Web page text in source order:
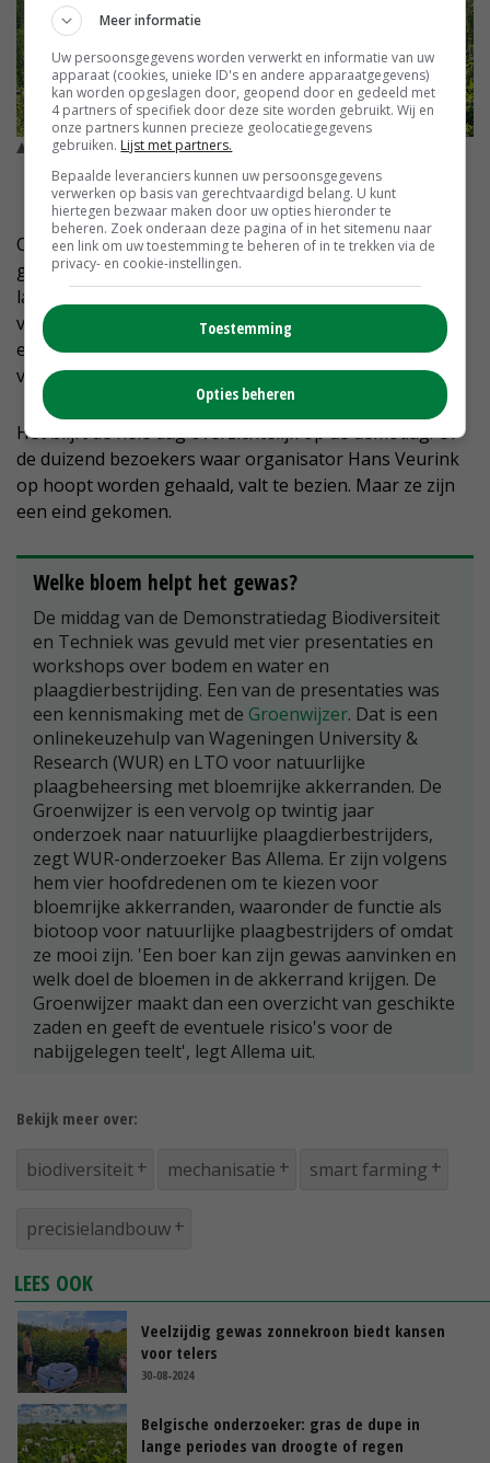
Onkruid stond hoog in proefveldjes van landgoed De Boom in
Leusden. © Remko Ebbers
Ondertussen wordt bij de stand van Michelin
gediscussieerd over het nut van de extra brede
lagedrukband. Een boer is niet overtuigd van het
verkoopverhaal. 'Ik doe liever een minder brede band
en weinig luchtdruk. De gewichtsbesparing vind ik een
voordeel ten opzichte van een grote brede band.'
Het blijft de hele dag overzichtelijk op de demodag. Of
de duizend bezoekers waar organisator Hans Veurink
op hoopt worden gehaald, valt te bezien. Maar ze zijn
een eind gekomen.
Welke bloem helpt het gewas?
De middag van de Demonstratiedag Biodiversiteit
en Techniek was gevuld met vier presentaties en
workshops over bodem en water en
plaagdierbestrijding. Een van de presentaties was
een kennismaking met de Groenwijzer. Dat is een
onlinekeuzehulp van Wageningen University &
Research (WUR) en LTO voor natuurlijke
plaagbeheersing met bloemrijke akkerranden. De
Groenwijzer is een vervolg op twintig jaar
onderzoek naar natuurlijke plaagdierbestrijders,
zegt WUR-onderzoeker Bas Allema. Er zijn volgens
hem vier hoofdredenen om te kiezen voor
bloemrijke akkerranden, waaronder de functie als
biotoop voor natuurlijke plaagbestrijders of omdat
ze mooi zijn. 'Een boer kan zijn gewas aanvinken en
welk doel de bloemen in de akkerrand krijgen. De
Groenwijzer maakt dan een overzicht van geschikte
zaden en geeft de eventuele risico's voor de
nabijgelegen teelt', legt Allema uit.
Bekijk meer over:
biodiversiteit mechanisatie smart farming
precisielandbouw
LEES OOK
Veelzijdig gewas zonnekroon biedt kansen
voor telers
30-08-2024
Belgische onderzoeker: gras de dupe in
lange periodes van droogte of regen
Meer informatie
Uw persoonsgegevens worden verwerkt en informatie van uw
apparaat (cookies, unieke ID's en andere apparaatgegevens)
kan worden opgeslagen door, geopend door en gedeeld met
4 partners of specifiek door deze site worden gebruikt. Wij en
onze partners kunnen precieze geolocatiegegevens
gebruiken. Lijst met partners.
Bepaalde leveranciers kunnen uw persoonsgegevens
verwerken op basis van gerechtvaardigd belang. U kunt
hiertegen bezwaar maken door uw opties hieronder te
beheren. Zoek onderaan deze pagina of in het sitemenu naar
een link om uw toestemming te beheren of in te trekken via de
privacy- en cookie-instellingen.
Toestemming
Opties beheren